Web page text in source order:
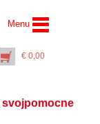
Menu
€ 0,00
svojpomocne